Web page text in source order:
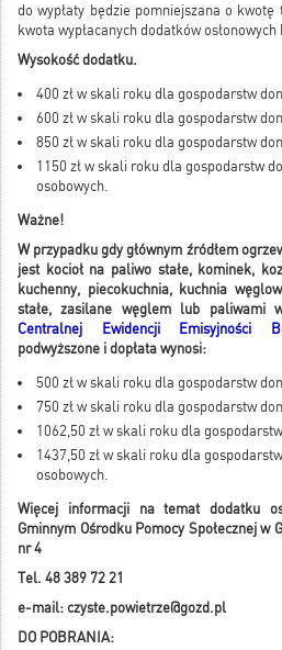
do wypłaty będzie pomniejszana o
kwota wypłacanych dodatków osłonowych
Wysokość dodatku.
400 zł w skali roku dla gospodarstw
600 zł w skali roku dla gospodarstw
850 zł w skali roku dla gospodarstw
1150 zł w skali roku dla gospodarstw
osobowych.
Ważne!
W przypadku gdy głównym źródłem
jest kocioł na paliwo stałe, kominek,
kuchenny, piecokuchnia, kuchnia
stałe, zasilane węglem lub paliwami
Centralnej Ewidencji Emisyjności
podwyższone i dopłata wynosi:
500 zł w skali roku dla gospodarstw
750 zł w skali roku dla gospodarstw
1062,50 zł w skali roku dla
1437,50 zł w skali roku dla
osobowych.
Więcej informacji na temat dodatku
Gminnym Ośrodku Pomocy Społecznej w
nr 4
Tel. 48 389 72 21
e-mail: czyste.powietrze@gozd.pl
DO POBRANIA: